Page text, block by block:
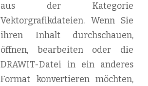
aus der Kategorie
Vektorgrafikdateien. Wenn Sie
ihren Inhalt durchschauen,
öffnen, bearbeiten oder die
DRAWIT-Datei in ein anderes
Format konvertieren möchten,